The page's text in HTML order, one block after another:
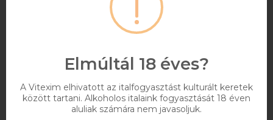
1 390 Ft
1 557 Ft
Raktáron
Kosárba
Elmúltál 18 éves?
A Vitexim elhivatott az italfogyasztást kulturált keretek
között tartani. Alkoholos italaink fogyasztását 18 éven
aluliak számára nem javasoljuk.